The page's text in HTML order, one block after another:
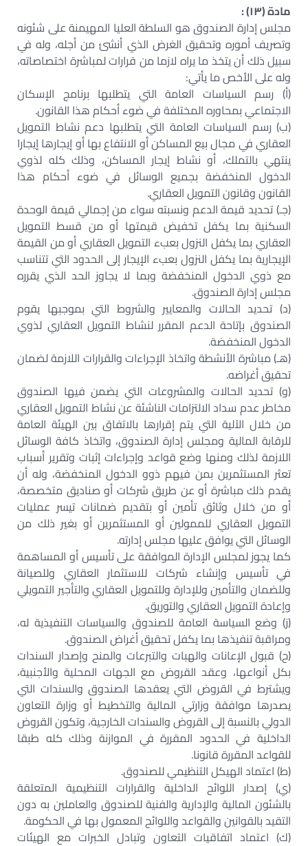
مادة (١٣) :
مجلس إدارة الصندوق هو السلطة العليا المهيمنة على شئونه
وتصريف أموره وتحقيق الغرض الذي أنشئ من أجله، وله في
سبيل ذلك أن يتخذ ما يراه لازما من قرارات لمباشرة اختصاصاته،
وله على الأخص ما يأتي:
(أ) رسم السياسات العامة التي يتطلبها برنامج الإسكان
الاجتماعي بمحاوره المختلفة في ضوء أحكام هذا القانون.
(ب) رسم السياسات العامة التي يتطلبها دعم نشاط التمويل
العقاري في مجال بيع المساكن أو الانتفاع بها أو إيجارها إيجارا
ينتهي بالتملك، أو نشاط إيجار المساكن، وذلك كله لذوي
الدخول المنخفضة بجميع الوسائل في ضوء أحكام هذا
القانون وقانون التمويل العقاري.
(جـ) تحديد قيمة الدعم ونسبته سواء من إجمالي قيمة الوحدة
السكنية بما يكفل تخفيض قيمتها أو من قسط التمويل
العقاري بما يكفل النزول بعبء التمويل العقاري أو من القيمة
الإيجارية بما يكفل النزول بعبء الإيجار إلى الحدود التي تتناسب
مع ذوي الدخول المنخفضة وبما لا يجاوز الحد الذي يقرره
مجلس إدارة الصندوق.
(د) تحديد الحالات والمعايير والشروط التي بموجبها يقوم
الصندوق بإتاحة الدعم المقرر لنشاط التمويل العقاري لذوي
الدخول المنخفضة.
(هـ) مباشرة الأنشطة واتخاذ الإجراءات والقرارات اللازمة لضمان
تحقيق أغراضه.
(و) تحديد الحالات والمشروعات التي يضمن فيها الصندوق
مخاطر عدم سداد الالتزامات الناشئة عن نشاط التمويل العقاري
من خلال الآلية التي يتم إقرارها بالاتفاق بين الهيئة العامة
للرقابة المالية ومجلس إدارة الصندوق، واتخاذ كافة الوسائل
اللازمة لذلك ومنها وضع قواعد وإجراءات إثبات وتقرير أسباب
تعثر المستثمرين بمن فيهم ذوو الدخول المنخفضة، وله أن
يقدم ذلك مباشرة أو عن طريق شركات أو صناديق متخصصة،
أو من خلال وثائق تأمين أو بتقديم ضمانات تيسر عمليات
التمويل العقاري للممولين أو المستثمرين أو بغير ذلك من
الوسائل التي يوافق عليها مجلس إدارته.
كما يجوز لمجلس الإدارة الموافقة على تأسيس أو المساهمة
في تأسيس وإنشاء شركات للاستثمار العقاري وللصيانة
وللضمان والتأمين وللإدارة وللتمويل العقاري والتأجير التمويلي
وإعادة التمويل العقاري والتوريق.
(ز) وضع السياسة العامة للصندوق والسياسات التنفيذية له،
ومراقبة تنفيذها بما يكفل تحقيق أغراض الصندوق.
(ح) قبول الإعانات والهبات والتبرعات والمنح وإصدار السندات
بكل أنواعها، وعقد القروض مع الجهات المحلية والأجنبية،
ويشترط في القروض التي يعقدها الصندوق والسندات التي
يصدرها موافقة وزارتي المالية والتخطيط أو وزارة التعاون
الدولي بالنسبة إلى القروض والسندات الخارجية، وتكون القروض
الداخلية في الحدود المقررة في الموازنة وذلك كله طبقا
للقواعد المقررة قانونا.
(ط) اعتماد الهيكل التنظيمي للصندوق.
(ي) إصدار اللوائح الداخلية والقرارات التنظيمية المتعلقة
بالشئون المالية والإدارية والفنية للصندوق والعاملين به دون
التقيد بالقوانين والقواعد واللوائح المعمول بها في الحكومة.
(ك) اعتماد اتفاقيات التعاون وتبادل الخبرات مع الهيئات